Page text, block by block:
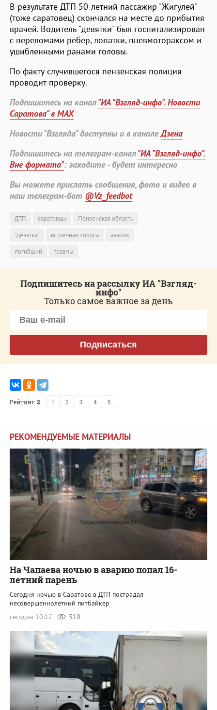
В результате ДТП 50-летний пассажир "Жигулей"
(тоже саратовец) скончался на месте до прибытия
врачей. Водитель "девятки" был госпитализирован
с переломами ребер, лопатки, пневмотораксом и
ушибленными ранами головы.
По факту случившегося пензенская полиция
проводит проверку.
Подпишитесь на канал"ИА "Взгляд-инфо". Новости
Саратова" в MAX
Новости "Взгляда" доступны и в каналеДзена
Подпишитесь на телеграм-канал"ИА "Взгляд-инфо".
Вне формата": заходите - будет интересно
Вы можете прислать сообщения, фото и видео в
наш телеграм-бот @Vz_feedbot
ДТП саратовцы
Пензенская область
"девятка"
встречная полоса
авария
погибший
травмы
Подпишитесь на рассылку ИА "Взгляд-
инфо"
Только самое важное за день
Подписаться
Рейтинг:2 1 2 3 4 5
РЕКОМЕНДУЕМЫЕ МАТЕРИАЛЫ
На Чапаева ночью в аварию попал 16-
летний парень
Сегодня ночью в Саратове в ДТП пострадал
несовершеннолетний питбайкер
сегодня 10:12
510